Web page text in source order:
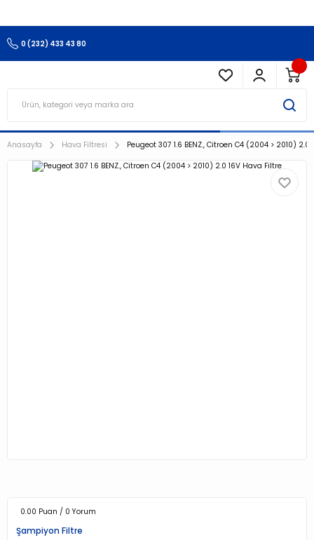
0 (232) 433 43 80
Anasayfa Hava Filtresi Peugeot 307 1.6 BENZ., Citroen C4 (2004 > 2010) 2.0
0.00 Puan / 0 Yorum
Şampiyon Filtre